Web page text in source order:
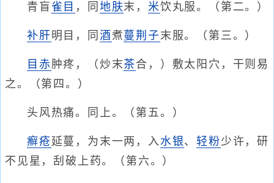
青盲雀目 ，同 地肤末，米饮丸服。（第二。）
补肝明目，同 酒煮蔓荆子末服。（第三。）
目赤 肿疼，（炒末茶合，）敷太阳穴，干则易
之。（第四。）
头风热痛。同上。（第五。）
癣疮 延蔓，为末一两，入水银、轻粉少许，研
不见星，刮破上药。（第六。）